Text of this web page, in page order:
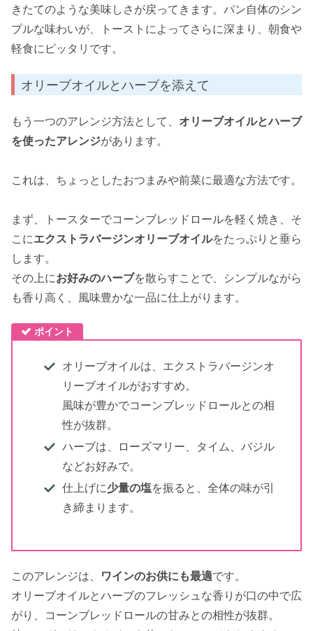
きたてのような美味しさが戻ってきます。パン自体のシン
プルな味わいが、トーストによってさらに深まり、朝食や
軽食にピッタリです。
オリーブオイルとハーブを添えて
もう一つのアレンジ方法として、 オリーブオイルとハーブ
を使ったアレンジがあります。
これは、ちょっとしたおつまみや前菜に最適な方法です。
まず、トースターでコーンブレッドロールを軽く焼き、そ
こにエクストラバージンオリーブオイルをたっぷりと垂ら
します。
その上にお好みのハーブを散らすことで、シンプルながら
も香り高く、風味豊かな一品に仕上がります。
ポイント
オリーブオイルは、エクストラバージンオ
リーブオイルがおすすめ。
風味が豊かでコーンブレッドロールとの相
性が抜群。
ハーブは、ローズマリー、タイム、バジル
などお好みで。
仕上げに少量の塩を振ると、全体の味が引
き締まります。
このアレンジは、 ワインのお供にも最適です。
オリーブオイルとハーブのフレッシュな香りが口の中で広
がり、コーンブレッドロールの甘みとの相性が抜群。